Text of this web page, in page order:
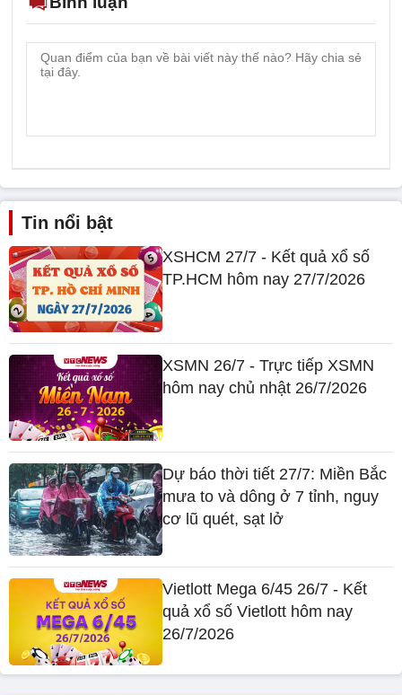
Tin nổi bật
XSHCM 27/7 - Kết quả xổ số
TP.HCM hôm nay 27/7/2026
XSMN 26/7 - Trực tiếp XSMN
hôm nay chủ nhật 26/7/2026
Dự báo thời tiết 27/7: Miền Bắc
mưa to và dông ở 7 tỉnh, nguy
cơ lũ quét, sạt lở
Vietlott Mega 6/45 26/7 - Kết
quả xổ số Vietlott hôm nay
26/7/2026